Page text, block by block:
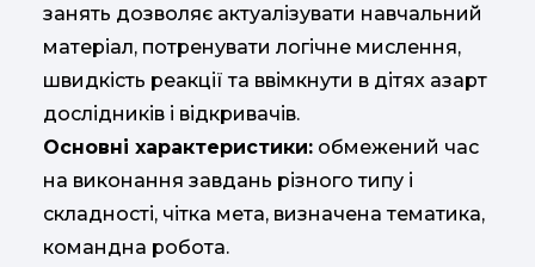
занять дозволяє актуалізувати навчальний
матеріал, потренувати логічне мислення,
швидкість реакції та ввімкнути в дітях азарт
дослідників і відкривачів.
Основні характеристики: обмежений час
на виконання завдань різного типу і
складності, чітка мета, визначена тематика,
командна робота.